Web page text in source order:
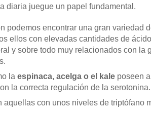
diaria juegue un papel fundamental.
podemos encontrar una gran variedad
ellos con elevadas cantidades de
y sobre todo muy relacionados con la
la espinaca, acelga o el kale poseen
la correcta regulación de la serotonina.
aquellas con unos niveles de triptófano